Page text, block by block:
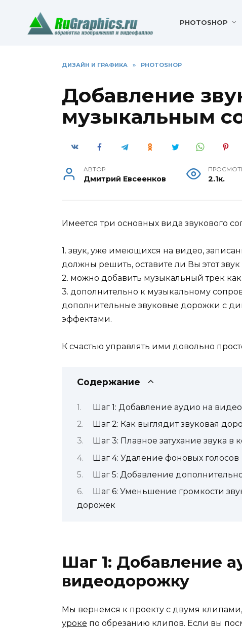
содержанию
PHOTOSHOP
ДИЗАЙН И ГРАФИКА » PHOTOSHOP
Добавление
музыкальным
АВТОР
Дмитрий Евсеенков 2.1к.
Имеется три основных вида звукового
1. звук, уже имеющихся на видео,
должны решить, оставите ли Вы этот
2. можно добавить музыкальный трек
3. дополнительно к музыкальному
дополнительные звуковые дорожки с
эффектами.
К счастью управлять ими довольно
Содержание
Шаг 1: Добавление аудио на
Шаг 2: Как выглядит звуковая
Шаг 3: Плавное затухание звука в
Шаг 4: Удаление фоновых голосов
Шаг 5: Добавление
Шаг 6: Уменьшение громкости
дорожек
Шаг 1: Добавление
видеодорожку
Мы вернемся к проекту с двумя
уроке по обрезанию клипов. Если вы